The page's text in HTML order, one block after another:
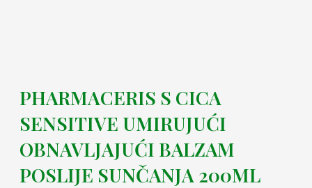
PHARMACERIS S CICA
SENSITIVE UMIRUJUĆI
OBNAVLJAJUĆI BALZAM
POSLIJE SUNČANJA 200ML